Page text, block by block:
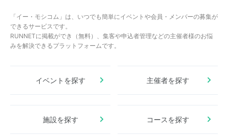
「イー・モシコム」は、いつでも簡単にイベントや会員・メンバーの募集が
できるサービスです。
RUNNETに掲載ができ（無料）、集客や申込者管理などの主催者様のお悩
みを解決できるプラットフォームです。
イベントを探す 主催者を探す
施設を探す コースを探す